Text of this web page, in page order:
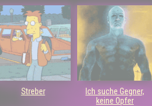
Streber
Ich suche Gegner,
keine Opfer